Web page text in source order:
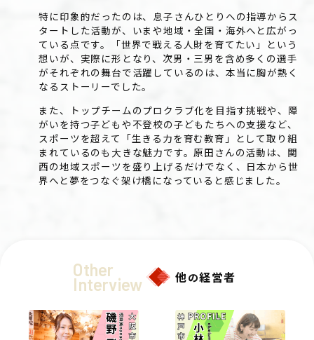
特に印象的だったのは、息子さんひとりへの指導からス
タートした活動が、いまや地域・全国・海外へと広がっ
ている点です。「世界で戦える人財を育てたい」という
想いが、実際に形となり、次男・三男を含め多くの選手
がそれぞれの舞台で活躍しているのは、本当に胸が熱く
なるストーリーでした。
また、トップチームのプロクラブ化を目指す挑戦や、障
がいを持つ子どもや不登校の子どもたちへの支援など、
スポーツを超えて「生きる力を育む教育」として取り組
まれているのも大きな魅力です。原田さんの活動は、関
西の地域スポーツを盛り上げるだけでなく、日本から世
界へと夢をつなぐ架け橋になっていると感じました。
Other
Interview 他の経営者